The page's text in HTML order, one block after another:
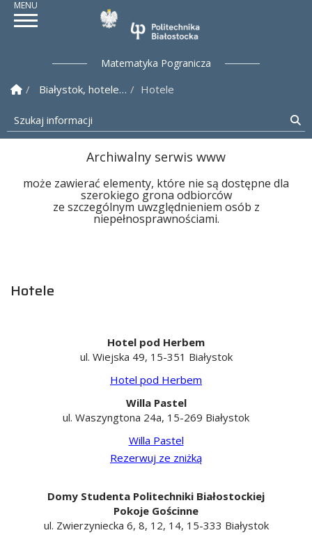
Politechnika
Matematyka Pogranicza
Strona Główna
Białystok, hotele… Hotele
Szukaj informacji
Archiwalny serwis www
może zawierać elementy, które nie są dostępne dla
szerokiego grona odbiorców
ze szczególnym uwzględnieniem osób z
niepełnosprawnościami.
Hotele
Hotel pod Herbem
ul. Wiejska 49, 15-351 Białystok
Hotel pod Herbem
Willa Pastel
ul. Waszyngtona 24a, 15-269 Białystok
Willa Pastel
Rezerwuj ze zniżką
Domy Studenta Politechniki Białostockiej
Pokoje Gościnne
ul. Zwierzyniecka 6, 8, 12, 14, 15-333 Białystok